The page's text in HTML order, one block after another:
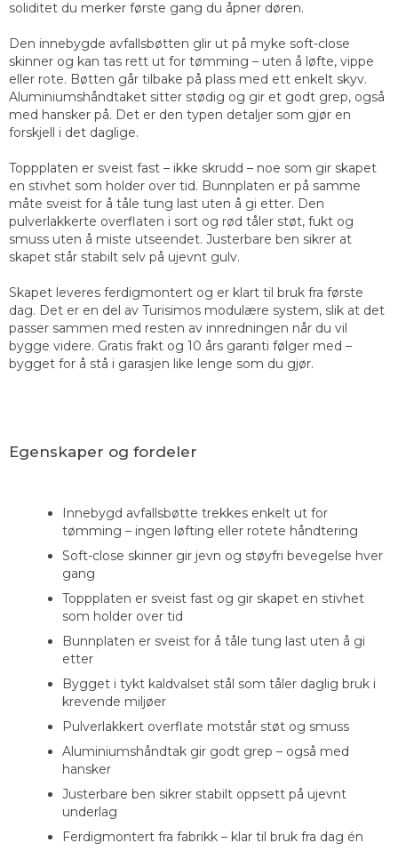
soliditet du merker første gang du åpner døren.
Den innebygde avfallsbøtten glir ut på myke soft-close
skinner og kan tas rett ut for tømming – uten å løfte, vippe
eller rote. Bøtten går tilbake på plass med ett enkelt skyv.
Aluminiumshåndtaket sitter stødig og gir et godt grep, også
med hansker på. Det er den typen detaljer som gjør en
forskjell i det daglige.
Toppplaten er sveist fast – ikke skrudd – noe som gir skapet
en stivhet som holder over tid. Bunnplaten er på samme
måte sveist for å tåle tung last uten å gi etter. Den
pulverlakkerte overflaten i sort og rød tåler støt, fukt og
smuss uten å miste utseendet. Justerbare ben sikrer at
skapet står stabilt selv på ujevnt gulv.
Skapet leveres ferdigmontert og er klart til bruk fra første
dag. Det er en del av Turisimos modulære system, slik at det
passer sammen med resten av innredningen når du vil
bygge videre. Gratis frakt og 10 års garanti følger med –
bygget for å stå i garasjen like lenge som du gjør.
Egenskaper og fordeler
Innebygd avfallsbøtte trekkes enkelt ut for
tømming – ingen løfting eller rotete håndtering
Soft-close skinner gir jevn og støyfri bevegelse hver
gang
Toppplaten er sveist fast og gir skapet en stivhet
som holder over tid
Bunnplaten er sveist for å tåle tung last uten å gi
etter
Bygget i tykt kaldvalset stål som tåler daglig bruk i
krevende miljøer
Pulverlakkert overflate motstår støt og smuss
Aluminiumshåndtak gir godt grep – også med
hansker
Justerbare ben sikrer stabilt oppsett på ujevnt
underlag
Ferdigmontert fra fabrikk – klar til bruk fra dag én